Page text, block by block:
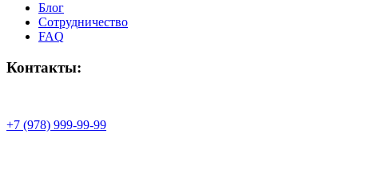
Блог
Сотрудничество
FAQ
Контакты:
+7 (978) 999-99-99